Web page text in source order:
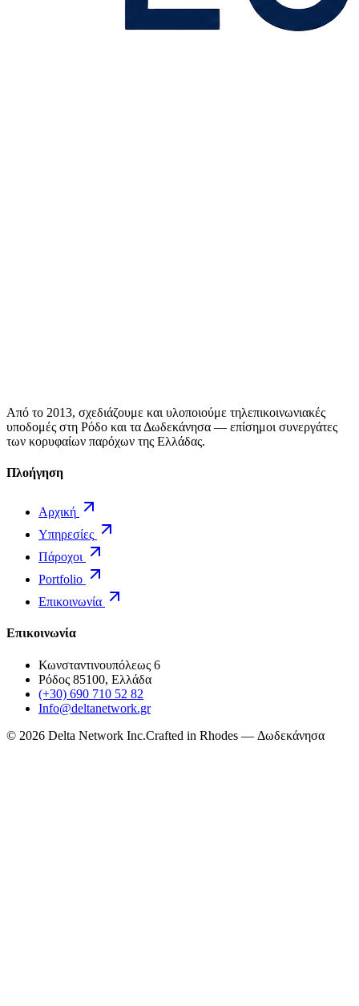
Από το 2013, σχεδιάζουμε και υλοποιούμε τηλεπικοινωνιακές
υποδομές στη Ρόδο και τα Δωδεκάνησα — επίσημοι συνεργάτες
των κορυφαίων παρόχων της Ελλάδας.
Πλοήγηση
Αρχική
Υπηρεσίες
Πάροχοι
Portfolio
Επικοινωνία
Επικοινωνία
Κωνσταντινουπόλεως 6
Ρόδος 85100, Ελλάδα
(+30) 690 710 52 82
Info@deltanetwork.gr
© 2026 Delta Network Inc.Crafted in Rhodes — Δωδεκάνησα